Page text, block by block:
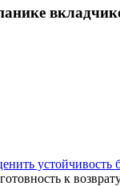
устойчивость
к